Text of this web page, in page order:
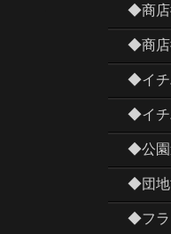
◆商店
◆商店
◆イチ
◆イチ
◆公園
◆団地
◆フラ